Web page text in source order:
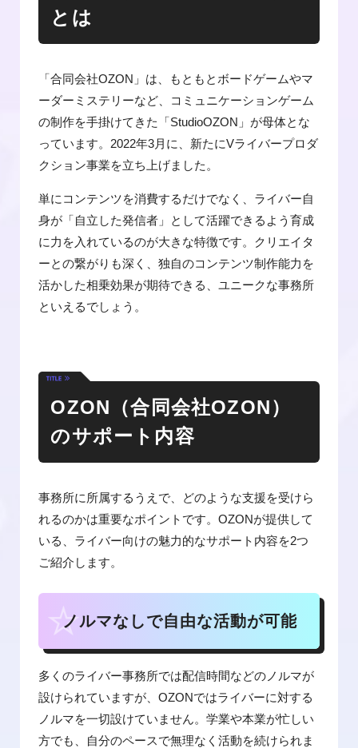
とは
「合同会社OZON」は、もともとボードゲームやマ
ーダーミステリーなど、コミュニケーションゲーム
の制作を手掛けてきた「StudioOZON」が母体とな
っています。2022年3月に、新たにVライバープロダ
クション事業を立ち上げました。
単にコンテンツを消費するだけでなく、ライバー自
身が「自立した発信者」として活躍できるよう育成
に力を入れているのが大きな特徴です。クリエイタ
ーとの繋がりも深く、独自のコンテンツ制作能力を
活かした相乗効果が期待できる、ユニークな事務所
といえるでしょう。
OZON（合同会社OZON）
のサポート内容
事務所に所属するうえで、どのような支援を受けら
れるのかは重要なポイントです。OZONが提供して
いる、ライバー向けの魅力的なサポート内容を2つ
ご紹介します。
ノルマなしで自由な活動が可能
多くのライバー事務所では配信時間などのノルマが
設けられていますが、OZONではライバーに対する
ノルマを一切設けていません。学業や本業が忙しい
方でも、自分のペースで無理なく活動を続けられま